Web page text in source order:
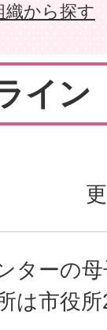
織から探す
イン
ターの
は市役